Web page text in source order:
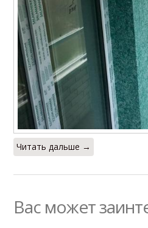
Читать дальше →
Вас может